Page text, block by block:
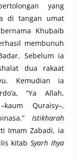
yang
di tangan umat
Khubaib
membunuh
Sebelum ia
dua rakaat
Kemudian ia
“Ya Allah,
Quraisy–,
Istikharah
Imam Zabadi, ia
kitabSyarh Ihya